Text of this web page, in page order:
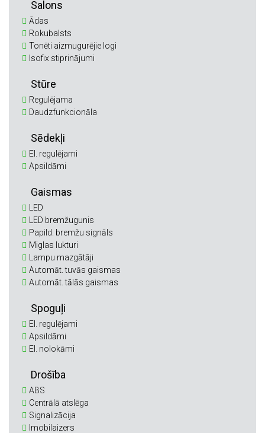
Salons
Ādas
Rokubalsts
Tonēti aizmugurējie logi
Isofix stiprinājumi
Stūre
Regulējama
Daudzfunkcionāla
Sēdekļi
El. regulējami
Apsildāmi
Gaismas
LED
LED bremžugunis
Papild. bremžu signāls
Miglas lukturi
Lampu mazgātāji
Automāt. tuvās gaismas
Automāt. tālās gaismas
Spoguļi
El. regulējami
Apsildāmi
El. nolokāmi
Drošība
ABS
Centrālā atslēga
Signalizācija
Imobilaizers